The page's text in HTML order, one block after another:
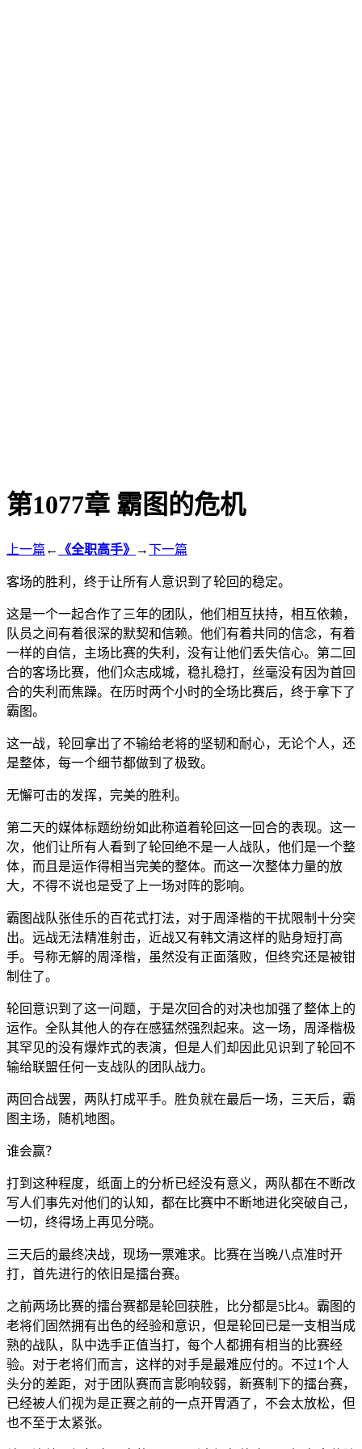
第1077章 霸图的危机
上一篇 ← 《全职高手》 →下一篇
客场的胜利，终于让所有人意识到了轮回的稳定。
这是一个一起合作了三年的团队，他们相互扶持，相互依赖，
队员之间有着很深的默契和信赖。他们有着共同的信念，有着
一样的自信，主场比赛的失利，没有让他们丢失信心。第二回
合的客场比赛，他们众志成城，稳扎稳打，丝毫没有因为首回
合的失利而焦躁。在历时两个小时的全场比赛后，终于拿下了
霸图。
这一战，轮回拿出了不输给老将的坚韧和耐心，无论个人，还
是整体，每一个细节都做到了极致。
无懈可击的发挥，完美的胜利。
第二天的媒体标题纷纷如此称道着轮回这一回合的表现。这一
次，他们让所有人看到了轮回绝不是一人战队，他们是一个整
体，而且是运作得相当完美的整体。而这一次整体力量的放
大，不得不说也是受了上一场对阵的影响。
霸图战队张佳乐的百花式打法，对于周泽楷的干扰限制十分突
出。远战无法精准射击，近战又有韩文清这样的贴身短打高
手。号称无解的周泽楷，虽然没有正面落败，但终究还是被钳
制住了。
轮回意识到了这一问题，于是次回合的对决也加强了整体上的
运作。全队其他人的存在感猛然强烈起来。这一场，周泽楷极
其罕见的没有爆炸式的表演，但是人们却因此见识到了轮回不
输给联盟任何一支战队的团队战力。
两回合战罢，两队打成平手。胜负就在最后一场，三天后，霸
图主场，随机地图。
谁会赢？
打到这种程度，纸面上的分析已经没有意义，两队都在不断改
写人们事先对他们的认知，都在比赛中不断地进化突破自己，
一切，终得场上再见分晓。
三天后的最终决战，现场一票难求。比赛在当晚八点准时开
打，首先进行的依旧是擂台赛。
之前两场比赛的擂台赛都是轮回获胜，比分都是5比4。霸图的
老将们固然拥有出色的经验和意识，但是轮回已是一支相当成
熟的战队，队中选手正值当打，每个人都拥有相当的比赛经
验。对于老将们而言，这样的对手是最难应付的。不过1个人
头分的差距，对于团队赛而言影响较弱，新赛制下的擂台赛，
已经被人们视为是正赛之前的一点开胃酒了，不会太放松，但
也不至于太紧张。